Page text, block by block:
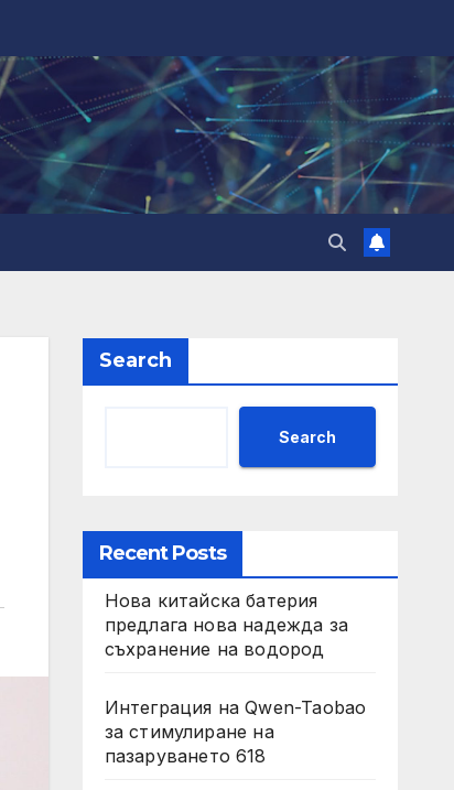
Search
Search
Recent Posts
Нова китайска батерия
предлага нова надежда за
съхранение на водород
Интеграция на Qwen-Taobao
за стимулиране на
пазаруването 618